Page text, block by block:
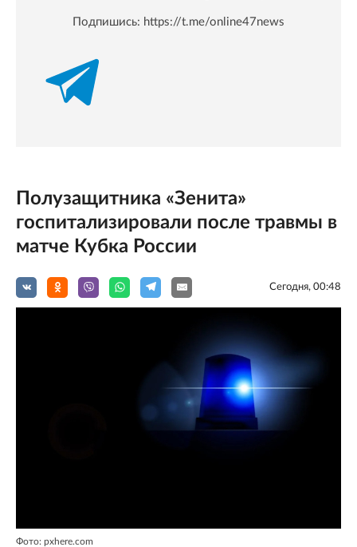
Подпишись: https://t.me/online47news
Полузащитника «Зенита»
госпитализировали после травмы в
матче Кубка России
Сегодня, 00:48
Фото: pxhere.com